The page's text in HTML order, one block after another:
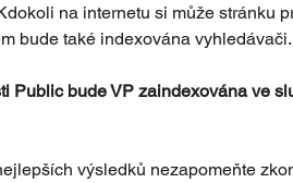
na internetu si může stránku
bude také indexována vyhledávači.
Public bude VP zaindexována ve
výsledků nezapomeňte